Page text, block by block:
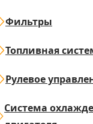
Фильтры
Топливная
Рулевое
Система